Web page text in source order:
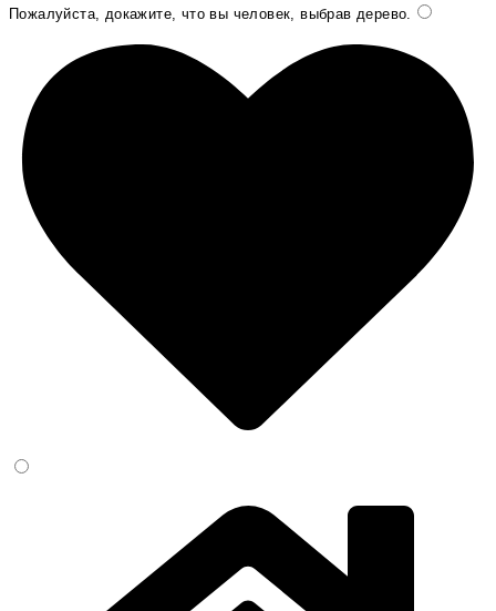
Пожалуйста, докажите, что вы человек, выбрав дерево.